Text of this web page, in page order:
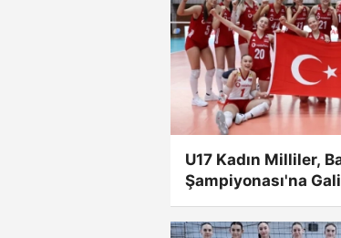
U17 Kadın Milliler,
Şampiyonası'na